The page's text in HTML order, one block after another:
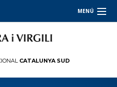
MENÚ
CATALUNYA SUD